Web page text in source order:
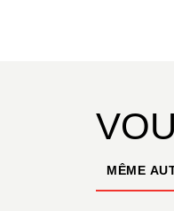
MÊME